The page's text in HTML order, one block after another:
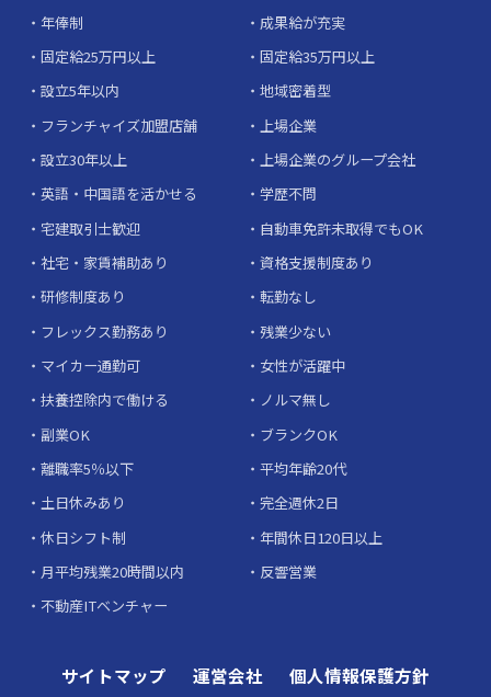
年俸制
成果給が充実
固定給25万円以上
固定給35万円以上
設立5年以内
地域密着型
フランチャイズ加盟店舗
上場企業
設立30年以上
上場企業のグループ会社
英語・中国語を活かせる
学歴不問
宅建取引士歓迎
自動車免許未取得でもOK
社宅・家賃補助あり
資格支援制度あり
研修制度あり
転勤なし
フレックス勤務あり
残業少ない
マイカー通勤可
女性が活躍中
扶養控除内で働ける
ノルマ無し
副業OK
ブランクOK
離職率5％以下
平均年齢20代
土日休みあり
完全週休2日
休日シフト制
年間休日120日以上
月平均残業20時間以内
反響営業
不動産ITベンチャー
サイトマップ 運営会社 個人情報保護方針